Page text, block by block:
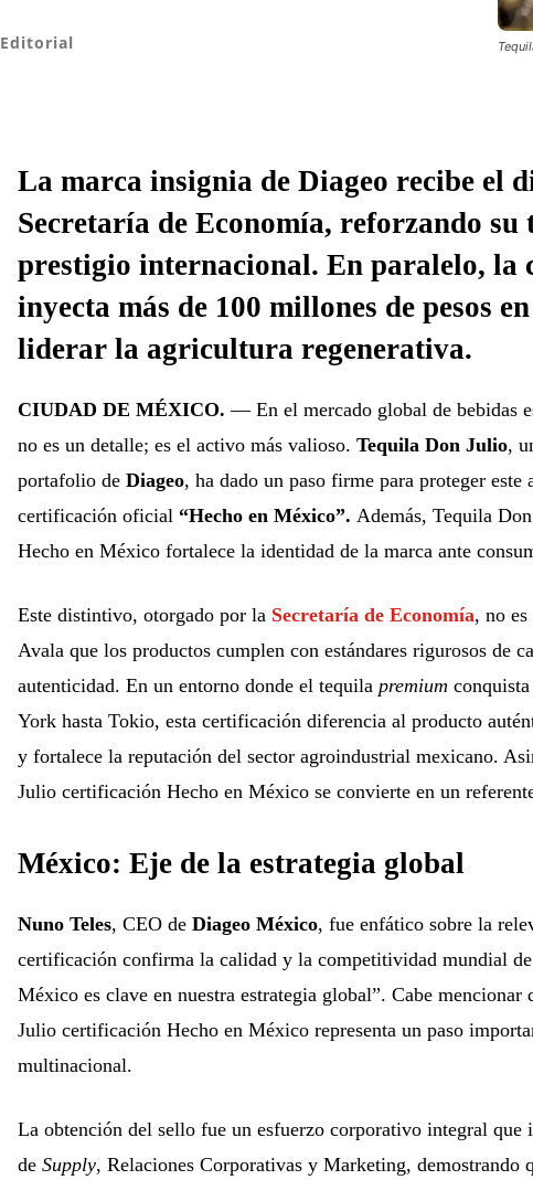
Editorial
La marca insignia de Diageo recibe el
Secretaría de Economía, reforzando
prestigio internacional. En paralelo, la
inyecta más de 100 millones de pesos
liderar la agricultura regenerativa.
CIUDAD DE MÉXICO. — En el mercado global de bebidas
no es un detalle; es el activo más valioso. Tequila Don Julio,
portafolio de Diageo, ha dado un paso firme para proteger este
certificación oficial “Hecho en México”. Además, Tequila
Hecho en México fortalece la identidad de la marca ante
Este distintivo, otorgado por la Secretaría de Economía, no
Avala que los productos cumplen con estándares rigurosos de
autenticidad. En un entorno donde el tequila premium
York hasta Tokio, esta certificación diferencia al producto
y fortalece la reputación del sector agroindustrial mexicano.
Julio certificación Hecho en México se convierte en un
México: Eje de la estrategia global
Nuno Teles, CEO de Diageo México, fue enfático sobre la
certificación confirma la calidad y la competitividad mundial
México es clave en nuestra estrategia global”. Cabe mencionar
Julio certificación Hecho en México representa un paso
multinacional.
La obtención del sello fue un esfuerzo corporativo integral que
de Supply, Relaciones Corporativas y Marketing, demostrando